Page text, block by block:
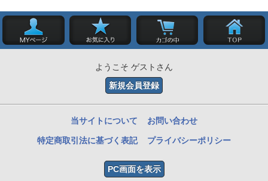
ようこそ ゲストさん
新規会員登録
当サイトについて お問い合わせ
特定商取引法に基づく表記 プライバシーポリシー
PC画面を表示